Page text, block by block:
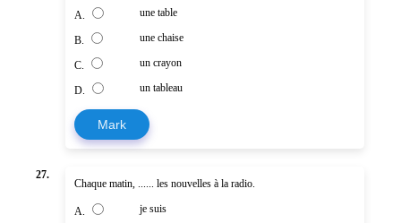
A. une table
B. une chaise
C. un crayon
D. un tableau
Mark
27.
Chaque matin, ...... les nouvelles à la radio.
A. je suis